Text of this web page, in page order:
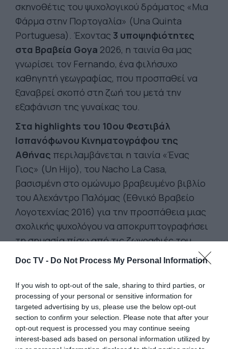
Doc TV - Do Not Process My Personal Information
If you wish to opt-out of the sale, sharing to third parties, or
processing of your personal or sensitive information for
targeted advertising by us, please use the below opt-out
section to confirm your selection. Please note that after your
opt-out request is processed you may continue seeing
interest-based ads based on personal information utilized by
σκηνοθέτις του ψυχολογικού δράματος «Μια
Φάρμα στην Πορτογαλία» (Una Quinta
Portuguesa). Έχοντας 3 υποψηφιότητες
στα Βραβεία Goya 2026, η ταινία θα μας
γνωρίσει τον Fernando, ένα φιλήσυχο
καθηγητή γεωγραφίας, που προσπαθεί να
ξαναβρεί σκοπό στη ζωή του μετά την
εξαφάνιση της γυναίκας του.
Στα highlights του 10ου Φεστιβάλ
Ισπανόφωνου Κινηματογράφου της
Αθήνας περιλαμβάνεται η ταινία «Ένας
Γιος» (Un Hijo), του Nacho La Casa,
βασισμένη στο ομώνυμο βραβευμένο βιβλίο
του Αλεχάντρο Παλόμας (Εθνικό Βραβείο
Λογοτεχνίας 2016) για την προσπάθεια μιας
σχολικής ψυχολόγου να αποκρυπτογραφήσει
τη σημασία πίσω από τις ζωγραφιές του
8χρονου Guille, και το
βασισμένη σε
από τη ζωή του
σκηνοθέτη César Diaz, «Μεξικό 86» (México
86). Η ταινία αφηγείται τη ζωή μιας νεαρής
αντάρτισσας από τη Γουατεμάλα που
μάχεται ενάντια στη διεφθαρμένη
στρατιωτική δικτατορία, και αναγκάζεται να